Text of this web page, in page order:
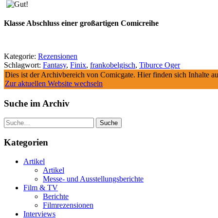
Klasse Abschluss einer großartigen Comicreihe
Kategorie: Rezensionen
Schlagwort: Fantasy, Finix, frankobelgisch, Tiburce Oger
Dies ist der Archivbereich von Comicgate. Hier finden sich Inhalte
Zur aktuellen Website wechseln
Suche im Archiv
Suche
Kategorien
Artikel
Artikel
Messe- und Ausstellungsberichte
Film & TV
Berichte
Filmrezensionen
Interviews